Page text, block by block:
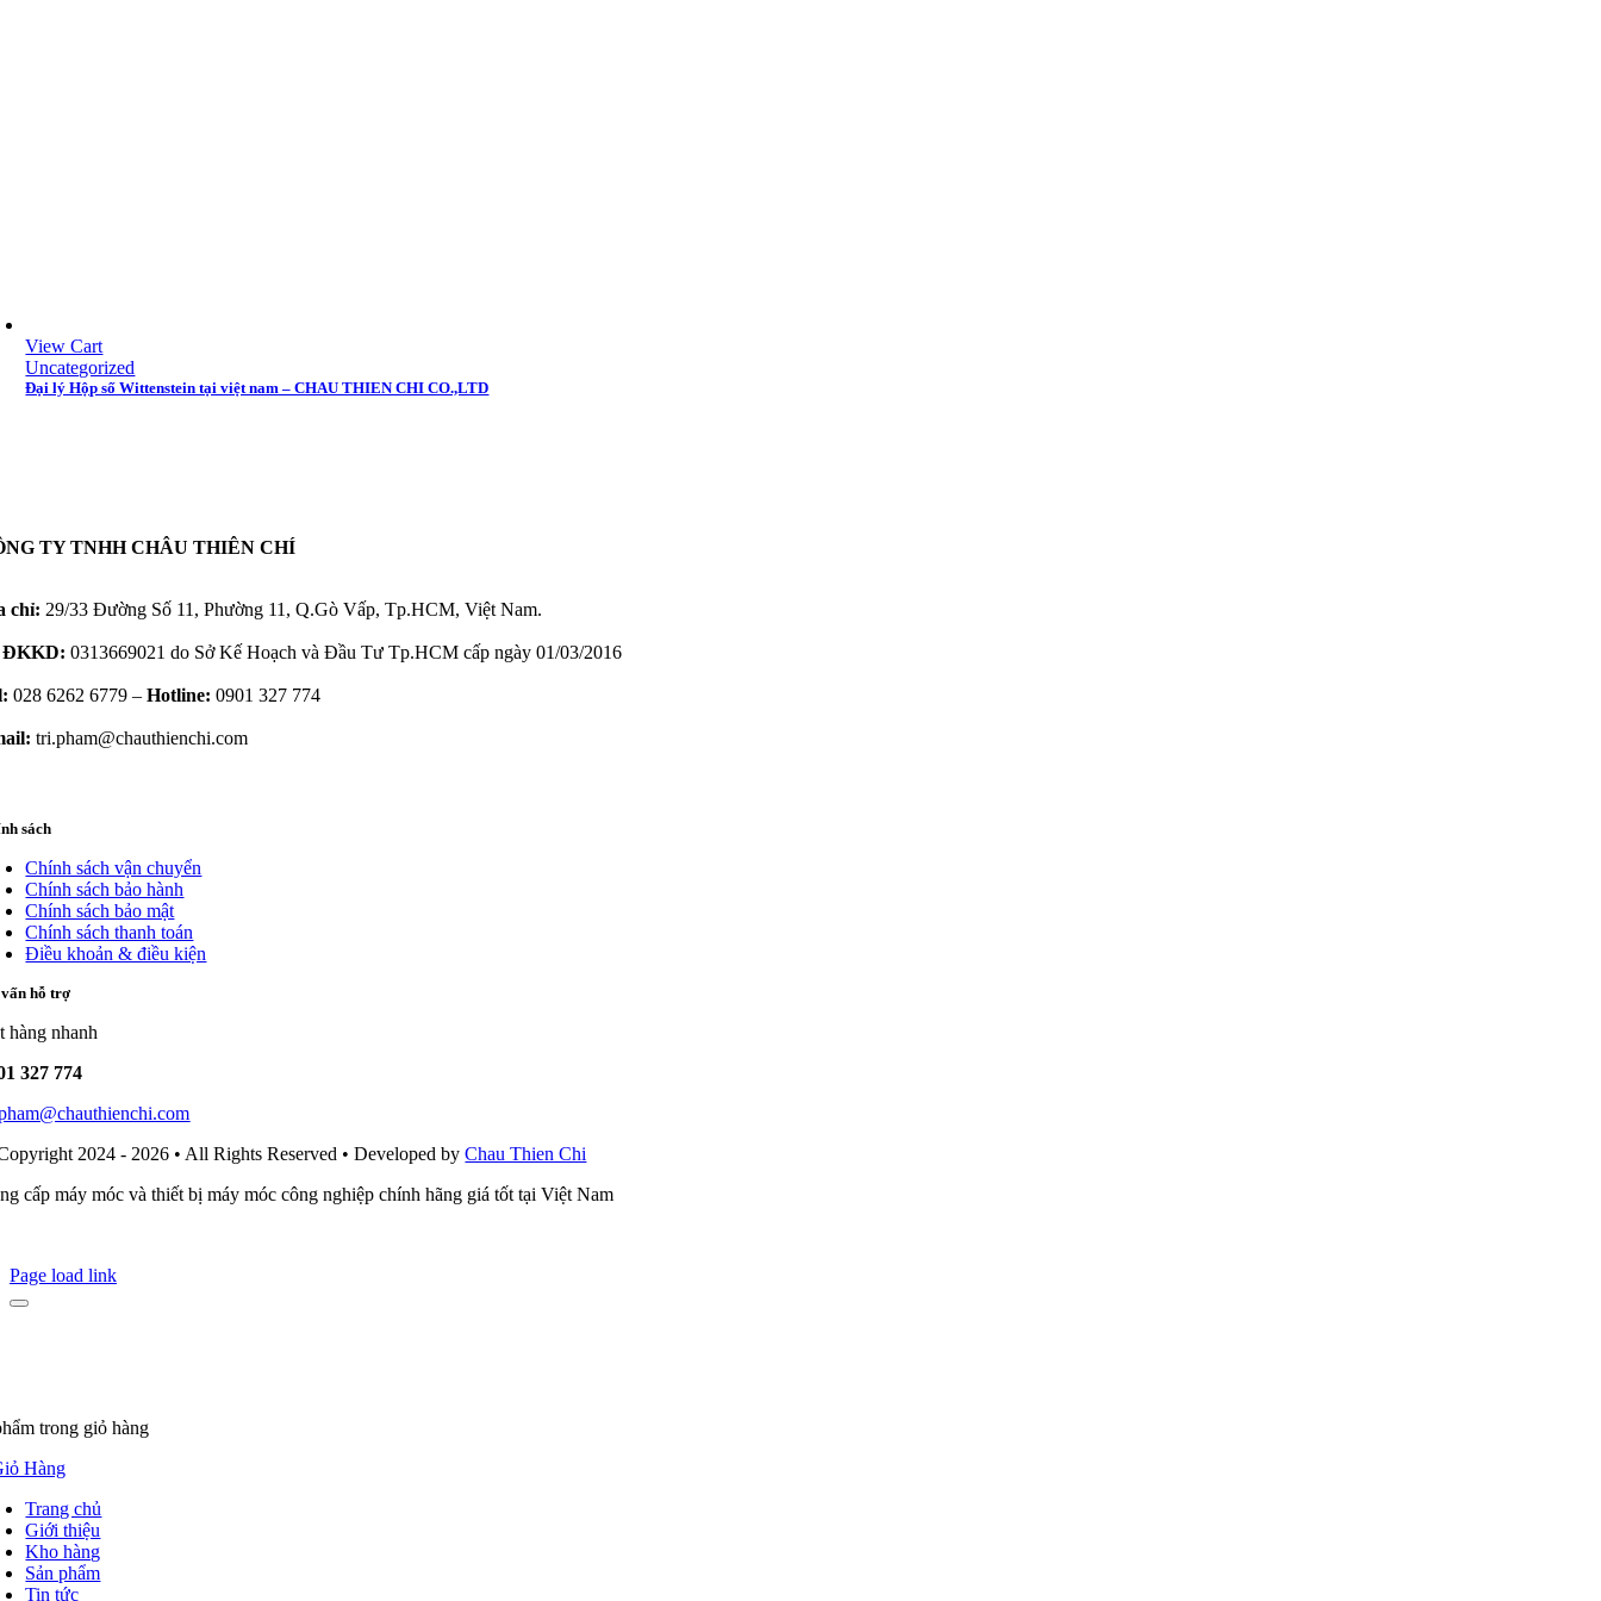
View Cart
Uncategorized
Đại lý Hộp số Wittenstein tại việt nam – CHAU THIEN CHI CO.,LTD
TY TNHH CHÂU THIÊN CHÍ
chỉ: 29/33 Đường Số 11, Phường 11, Q.Gò Vấp, Tp.HCM, Việt Nam.
ĐKKD: 0313669021 do Sở Kế Hoạch và Đầu Tư Tp.HCM cấp ngày 01/03/2016
028 6262 6779 –Hotline: 0901 327 774
tri.pham@chauthienchi.com
sách
Chính sách vận chuyển
Chính sách bảo hành
Chính sách bảo mật
Chính sách thanh toán
Điều khoản & điều kiện
hỗ trợ
hàng nhanh
327 774
2024 - 2026 • All Rights Reserved • Developed byChau Thien Chi
cấp máy móc và thiết bị máy móc công nghiệp chính hãng giá tốt tại Việt Nam
Page load link
trong giỏ hàng
Hàng
Trang chủ
Giới thiệu
Kho hàng
Sản phẩm
Tin tức